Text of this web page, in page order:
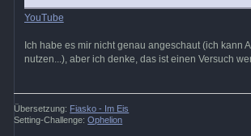
YouTube
Ich habe es mir nicht genau angeschaut (ich kann
nutzen...), aber ich denke, das ist einen Versuch
Übersetzung: Fiasko - Im Eis
Setting-Challenge:Ophelion